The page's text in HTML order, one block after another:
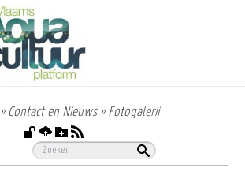
» Contact en Nieuws » Fotogalerij